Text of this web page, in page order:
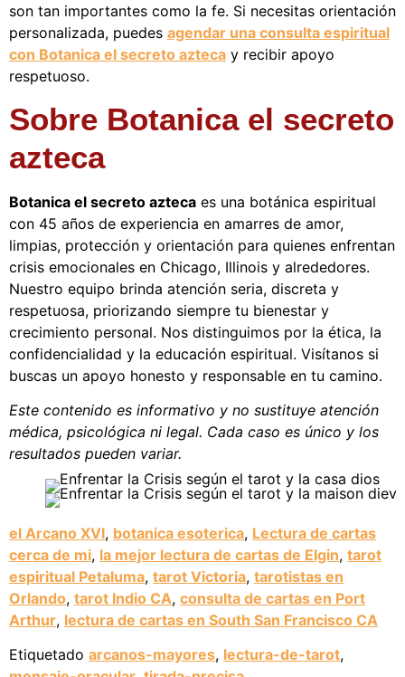
son tan importantes como la fe. Si necesitas orientación
personalizada, puedes agendar una consulta espiritual
con Botanica el secreto azteca y recibir apoyo
respetuoso.
Sobre Botanica el secreto
azteca
Botanica el secreto azteca es una botánica espiritual
con 45 años de experiencia en amarres de amor,
limpias, protección y orientación para quienes enfrentan
crisis emocionales en Chicago, Illinois y alrededores.
Nuestro equipo brinda atención seria, discreta y
respetuosa, priorizando siempre tu bienestar y
crecimiento personal. Nos distinguimos por la ética, la
confidencialidad y la educación espiritual. Visítanos si
buscas un apoyo honesto y responsable en tu camino.
Este contenido es informativo y no sustituye atención
médica, psicológica ni legal. Cada caso es único y los
resultados pueden variar.
el Arcano XVI, botanica esoterica, Lectura de cartas
cerca de mi, la mejor lectura de cartas de Elgin, tarot
espiritual Petaluma, tarot Victoria, tarotistas en
Orlando, tarot Indio CA, consulta de cartas en Port
Arthur, lectura de cartas en South San Francisco CA
Etiquetado arcanos-mayores, lectura-de-tarot,